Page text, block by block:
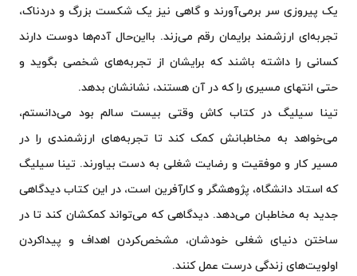
یک پیروزی سر برمی‌آورند و گاهی نیز یک شکست بزرگ و دردناک،
تجربه‌ای ارزشمند برایمان رقم می‌زند. بااین‌حال آدم‌ها دوست دارند
کسانی را داشته باشند که برایشان از تجربه‌های شخصی بگوید و
حتی انتهای مسیری را که در آن هستند، نشانشان بدهد.
تینا سیلیگ در کتاب کاش وقتی بیست سالم بود می‌دانستم،
می‌خواهد به مخاطبانش کمک کند تا تجربه‌های ارزشمندی را در
مسیر کار و موفقیت و رضایت شغلی به دست بیاورند. تینا سیلیگ
که استاد دانشگاه، پژوهشگر و کارآفرین است، در این کتاب دیدگاهی
جدید به مخاطبان می‌دهد. دیدگاهی که می‌تواند کمکشان کند تا در
ساختن دنیای شغلی خودشان، مشخص‌کردن اهداف و پیداکردن
اولویت‌های زندگی درست عمل کنند.